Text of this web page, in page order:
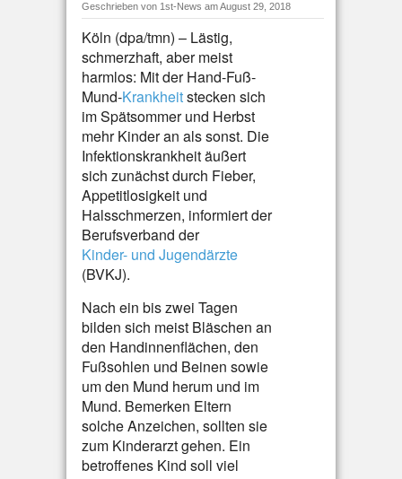
Geschrieben von 1st-News am August 29, 2018
Köln (dpa/tmn) – Lästig,
schmerzhaft, aber meist
harmlos: Mit der Hand-Fuß-
Mund-Krankheitstecken sich
im Spätsommer und Herbst
mehr Kinder an als sonst. Die
Infektionskrankheit äußert
sich zunächst durch Fieber,
Appetitlosigkeit und
Halsschmerzen, informiert der
Berufsverband der
Kinder- und Jugendärzte
(BVKJ).
Nach ein bis zwei Tagen
bilden sich meist Bläschen an
den Handinnenflächen, den
Fußsohlen und Beinen sowie
um den Mund herum und im
Mund. Bemerken Eltern
solche Anzeichen, sollten sie
zum Kinderarzt gehen. Ein
betroffenes Kind soll viel